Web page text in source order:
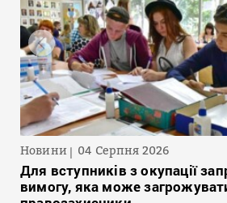
Новини 04 Серпня 2026
Для вступників з окупації
вимогу, яка може